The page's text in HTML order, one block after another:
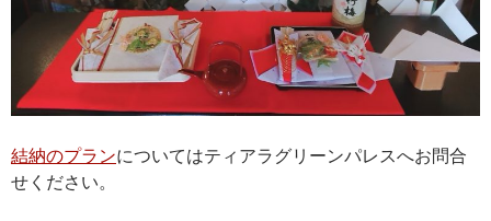
結納のプランについてはティアラグリーンパレスへお問合
せください。